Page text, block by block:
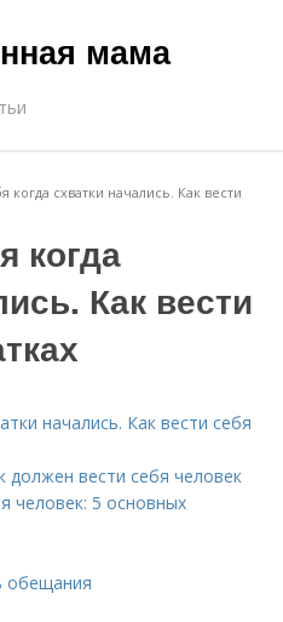
мама
когда схватки начались. Как вести
когда
Как вести
начались. Как вести себя
должен вести себя человек
человек: 5 основных
обещания